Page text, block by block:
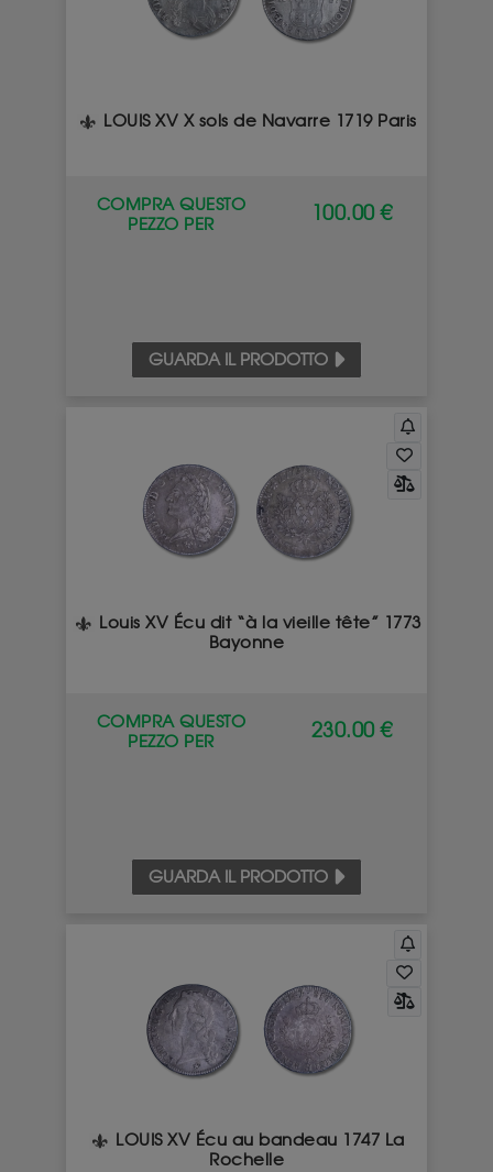
LOUIS XV X sols de Navarre 1719 Paris
COMPRA QUESTO
PEZZO PER
100.00 €
GUARDA IL PRODOTTO
Louis XV Écu dit “à la vieille tête” 1773
Bayonne
COMPRA QUESTO
PEZZO PER
230.00 €
GUARDA IL PRODOTTO
LOUIS XV Écu au bandeau 1747 La
Rochelle